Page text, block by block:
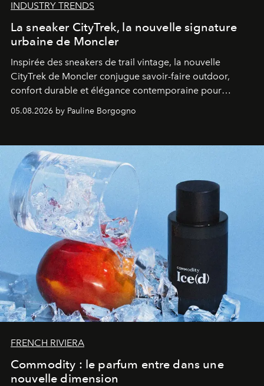
INDUSTRY TRENDS
La sneaker CityTrek, la nouvelle signature
urbaine de Moncler
Inspirée des sneakers de trail vintage, la nouvelle
CityTrek de Moncler conjugue savoir-faire outdoor,
confort durable et élégance contemporaine pour
05.08.2026 by Pauline Borgogno
FRENCH RIVIERA
Commodity : le parfum entre dans une
nouvelle dimension